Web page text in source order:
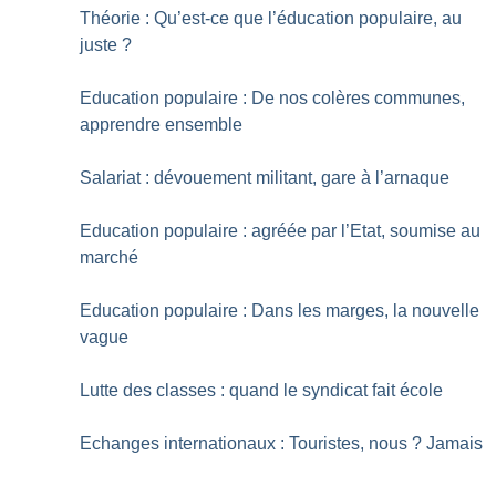
Théorie : Qu’est-ce que l’éducation populaire, au
juste ?
Education populaire : De nos colères communes,
apprendre ensemble
Salariat : dévouement militant, gare à l’arnaque
Education populaire : agréée par l’Etat, soumise au
marché
Education populaire : Dans les marges, la nouvelle
vague
Lutte des classes : quand le syndicat fait école
Echanges internationaux : Touristes, nous ? Jamais